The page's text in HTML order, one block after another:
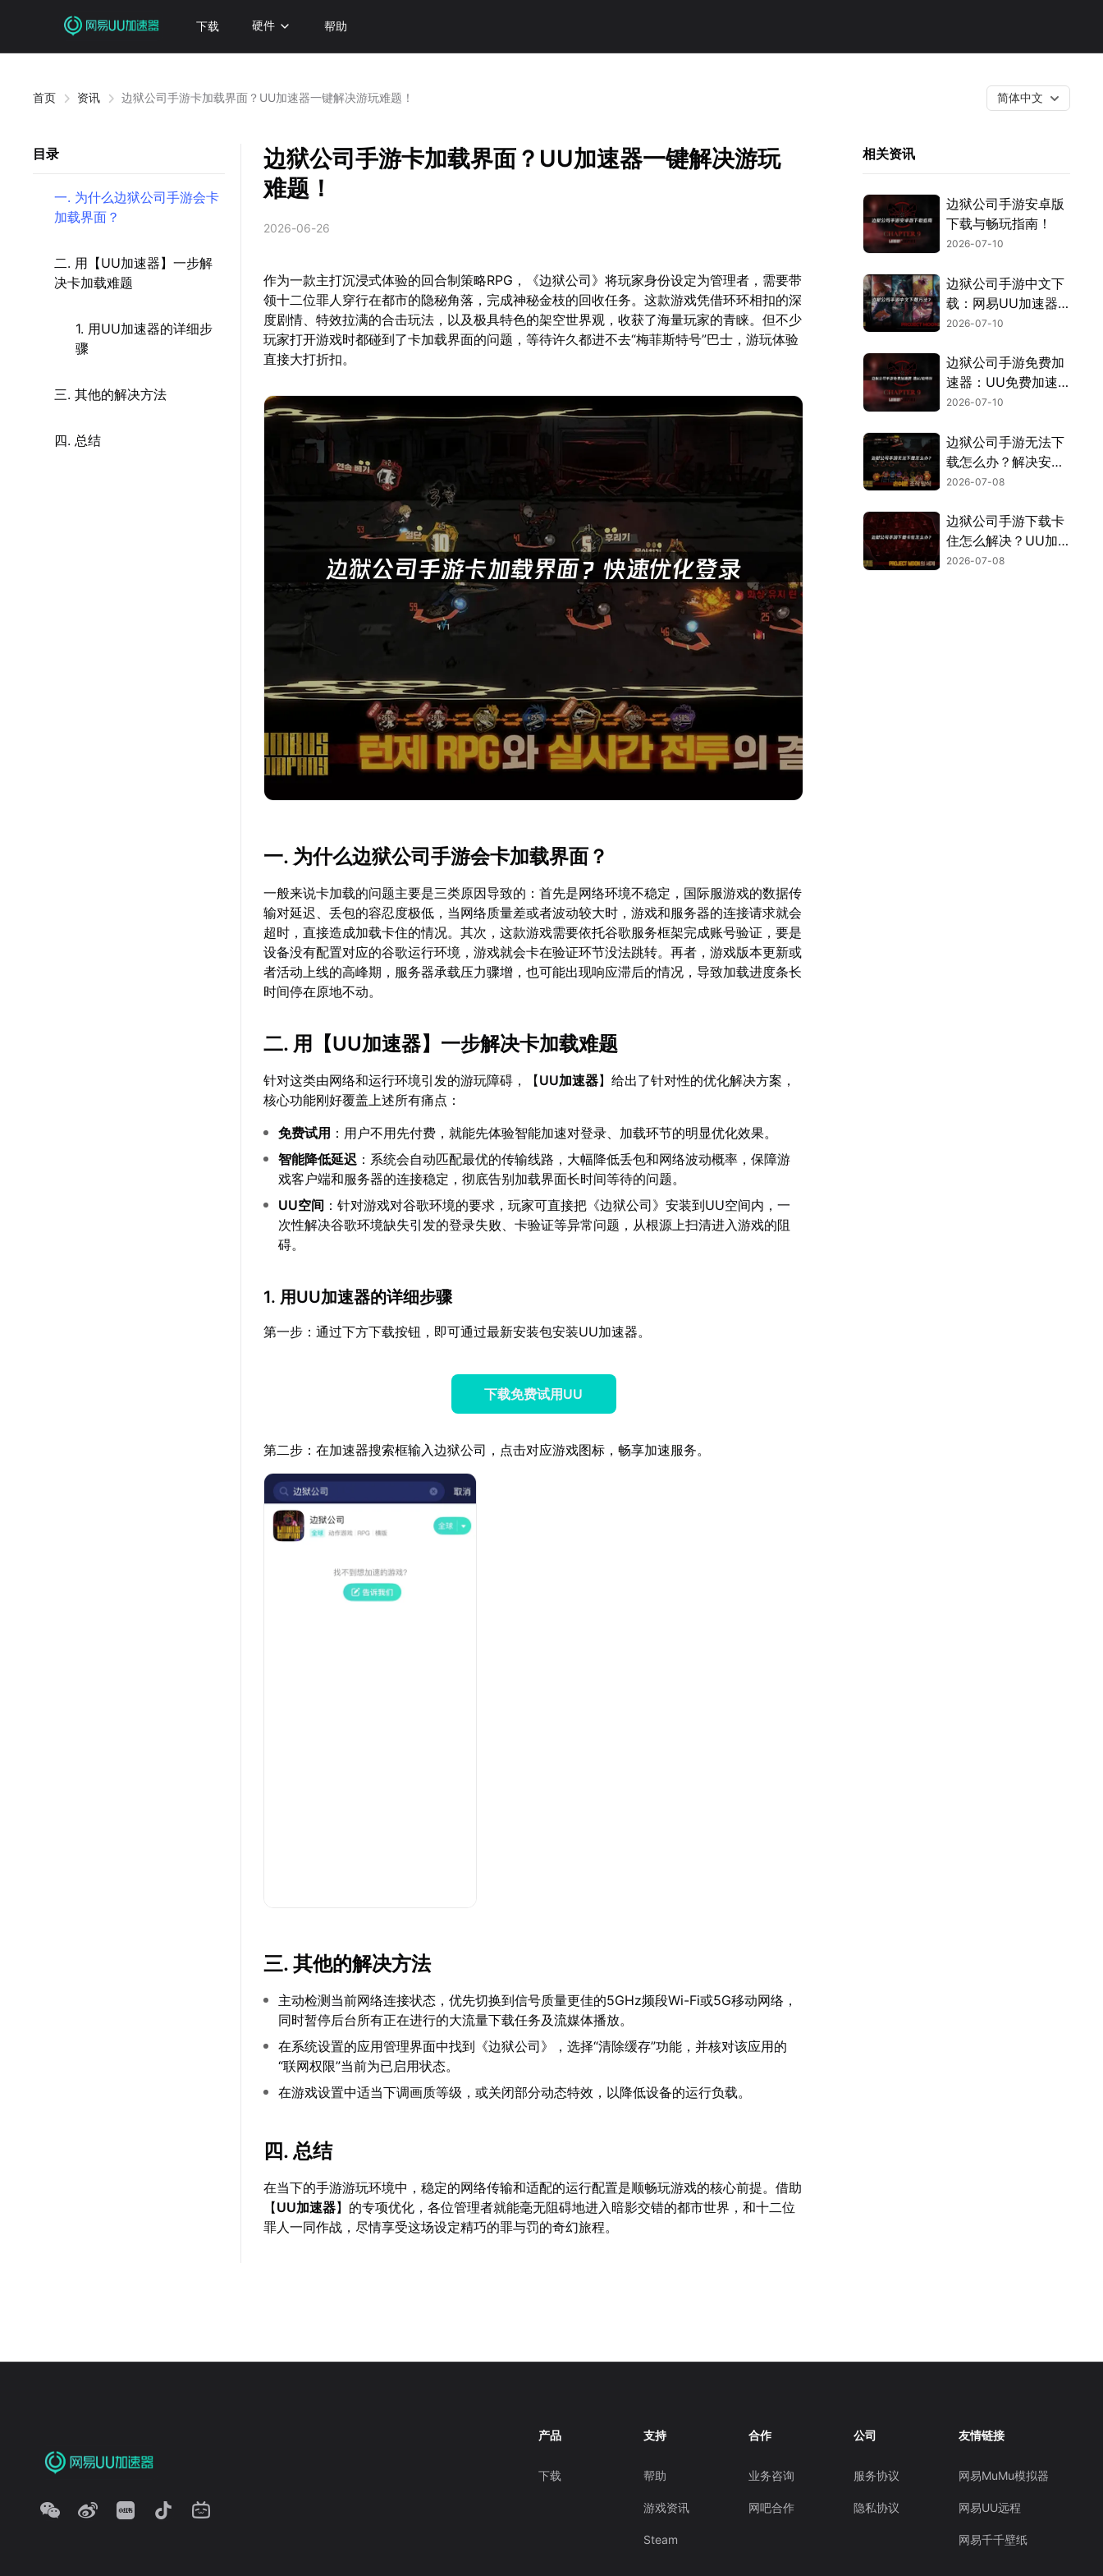
下载 硬件 帮助
首页 资讯 边狱公司手游卡加载界面？UU加速器一键解决游玩难题！ 简体中文
目录
一. 为什么边狱公司手游会卡
加载界面？
二. 用【UU加速器】一步解
决卡加载难题
1. 用UU加速器的详细步
骤
三. 其他的解决方法
四. 总结
边狱公司手游卡加载界面？UU加速器一键解决游玩
难题！
2026-06-26
作为一款主打沉浸式体验的回合制策略RPG，《边狱公司》将玩家身份设定为管理者，需要带
领十二位罪人穿行在都市的隐秘角落，完成神秘金枝的回收任务。这款游戏凭借环环相扣的深
度剧情、特效拉满的合击玩法，以及极具特色的架空世界观，收获了海量玩家的青睐。但不少
玩家打开游戏时都碰到了卡加载界面的问题，等待许久都进不去“梅菲斯特号”巴士，游玩体验
直接大打折扣。
一. 为什么边狱公司手游会卡加载界面？
一般来说卡加载的问题主要是三类原因导致的：首先是网络环境不稳定，国际服游戏的数据传
输对延迟、丢包的容忍度极低，当网络质量差或者波动较大时，游戏和服务器的连接请求就会
超时，直接造成加载卡住的情况。其次，这款游戏需要依托谷歌服务框架完成账号验证，要是
设备没有配置对应的谷歌运行环境，游戏就会卡在验证环节没法跳转。再者，游戏版本更新或
者活动上线的高峰期，服务器承载压力骤增，也可能出现响应滞后的情况，导致加载进度条长
时间停在原地不动。
二. 用【UU加速器】一步解决卡加载难题
针对这类由网络和运行环境引发的游玩障碍，【UU加速器】给出了针对性的优化解决方案，
核心功能刚好覆盖上述所有痛点：
免费试用 ：用户不用先付费，就能先体验智能加速对登录、加载环节的明显优化效果。
智能降低延迟 ：系统会自动匹配最优的传输线路，大幅降低丢包和网络波动概率，保障游
戏客户端和服务器的连接稳定，彻底告别加载界面长时间等待的问题。
UU空间 ：针对游戏对谷歌环境的要求，玩家可直接把《边狱公司》安装到UU空间内，一
次性解决谷歌环境缺失引发的登录失败、卡验证等异常问题，从根源上扫清进入游戏的阻
碍。
1. 用UU加速器的详细步骤
第一步：通过下方下载按钮，即可通过最新安装包安装UU加速器。
下载免费试用UU
第二步：在加速器搜索框输入边狱公司，点击对应游戏图标，畅享加速服务。
三. 其他的解决方法
主动检测当前网络连接状态，优先切换到信号质量更佳的5GHz频段Wi-Fi或5G移动网络，
同时暂停后台所有正在进行的大流量下载任务及流媒体播放。
在系统设置的应用管理界面中找到《边狱公司》，选择“清除缓存”功能，并核对该应用的
“联网权限”当前为已启用状态。
在游戏设置中适当下调画质等级，或关闭部分动态特效，以降低设备的运行负载。
四. 总结
在当下的手游游玩环境中，稳定的网络传输和适配的运行配置是顺畅玩游戏的核心前提。借助
【UU加速器】的专项优化，各位管理者就能毫无阻碍地进入暗影交错的都市世界，和十二位
罪人一同作战，尽情享受这场设定精巧的罪与罚的奇幻旅程。
相关资讯
边狱公司手游安卓版
下载与畅玩指南！
2026-07-10
边狱公司手游中文下
载：网易UU加速器
同步解决语言与网络
2026-07-10
边狱公司手游免费加
速器：UU免费加速
器使用指南！
2026-07-10
边狱公司手游无法下
载怎么办？解决安装
难题！
2026-07-08
边狱公司手游下载卡
住怎么解决？UU加
速器一键搞定！
2026-07-08
产品
下载
支持
帮助
游戏资讯
Steam
合作
业务咨询
网吧合作
公司
服务协议
隐私协议
友情链接
网易MuMu模拟器
网易UU远程
网易千千壁纸